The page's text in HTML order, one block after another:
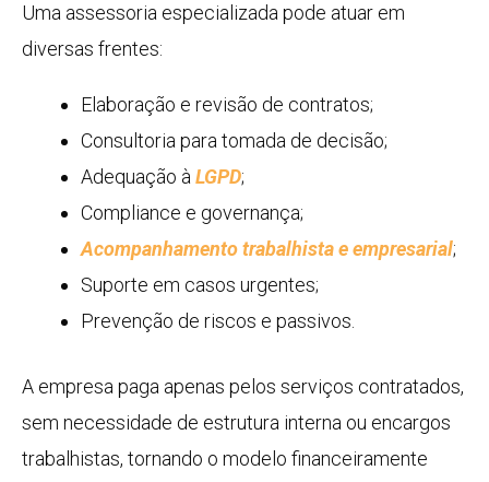
Uma assessoria especializada pode atuar em
diversas frentes:
Elaboração e revisão de contratos;
Consultoria para tomada de decisão;
Adequação à LGPD;
Compliance e governança;
Acompanhamento trabalhista e empresarial;
Suporte em casos urgentes;
Prevenção de riscos e passivos.
A empresa paga apenas pelos serviços contratados,
sem necessidade de estrutura interna ou encargos
trabalhistas, tornando o modelo financeiramente